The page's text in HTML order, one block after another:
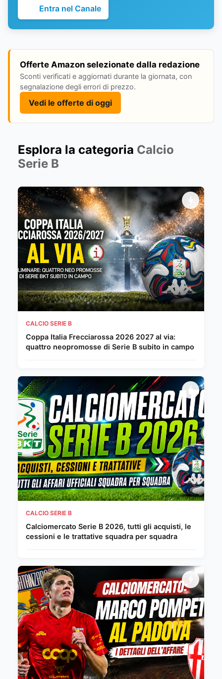
Entra nel Canale
Offerte Amazon selezionate dalla redazione
Sconti verificati e aggiornati durante la giornata, con
segnalazione degli errori di prezzo.
Vedi le offerte di oggi
Esplora la categoria Calcio
Serie B
CALCIO SERIE B
Coppa Italia Frecciarossa 2026 2027 al via:
quattro neopromosse di Serie B subito in campo
CALCIO SERIE B
Calciomercato Serie B 2026, tutti gli acquisti, le
cessioni e le trattative squadra per squadra